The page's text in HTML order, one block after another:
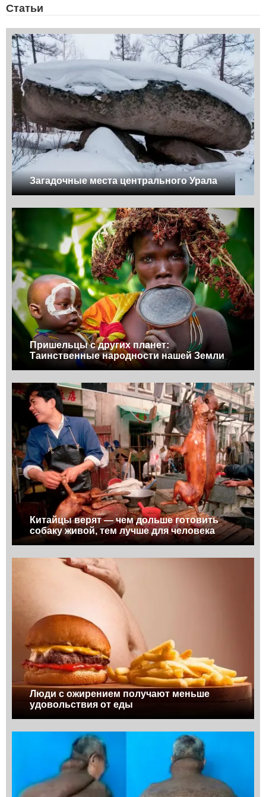
Статьи
Загадочные места центрального Урала
Пришельцы с других планет:
Таинственные народности нашей Земли
Китайцы верят — чем дольше готовить
собаку живой, тем лучше для человека
Люди с ожирением получают меньше
удовольствия от еды